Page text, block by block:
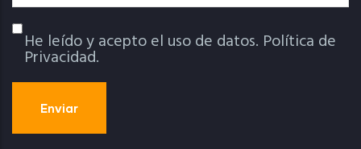
Política De Privacidad
He leído y acepto el uso de datos. Política de
Privacidad.